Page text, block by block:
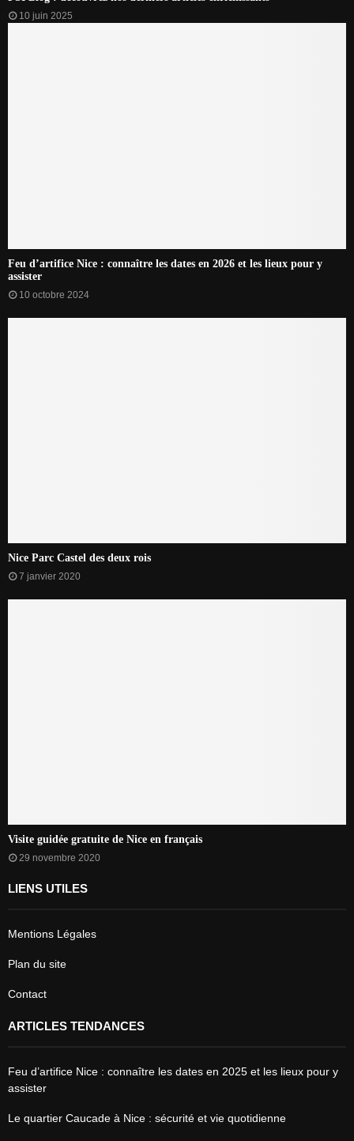
10 juin 2025
Feu d’artifice Nice : connaître les dates en 2026 et les lieux pour y
assister
10 octobre 2024
Nice Parc Castel des deux rois
7 janvier 2020
Visite guidée gratuite de Nice en français
29 novembre 2020
LIENS UTILES
Mentions Légales
Plan du site
Contact
ARTICLES TENDANCES
Feu d’artifice Nice : connaître les dates en 2025 et les lieux pour y
assister
Le quartier Caucade à Nice : sécurité et vie quotidienne